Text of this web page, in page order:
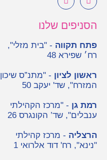
הסניפים שלנו
פתח תקווה - "בית מזלי",
רח׳ שפירא 48
ראשון לציון - "מתנ”ס שיכון
המזרח", שד' יעקב 50
רמת גן - "מרכז הקהילתי
ענבלים", שד’ הקונגרס 26
הרצליה - מרכז קהילתי
"נינא", רח' דוד אלרואי 1